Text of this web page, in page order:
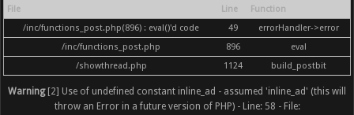
File Line
Function
/inc/functions_post.php(896) : eval()'d code
49
errorHandler->error
/inc/functions_post.php
896
eval
/showthread.php
1124 build_postbit
Warning[2] Use of undefined constant inline_ad - assumed 'inline_ad' (this will
throw an Error in a future version of PHP) - Line: 58 - File: